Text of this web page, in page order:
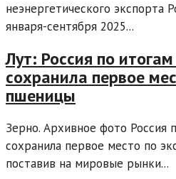
неэнергетического экспорта
января-сентября 2025...
Лут: Россия по
сохранила первое
пшеницы
Зерно. Архивное фото Россия
сохранила первое место по
поставив на мировые рынки...